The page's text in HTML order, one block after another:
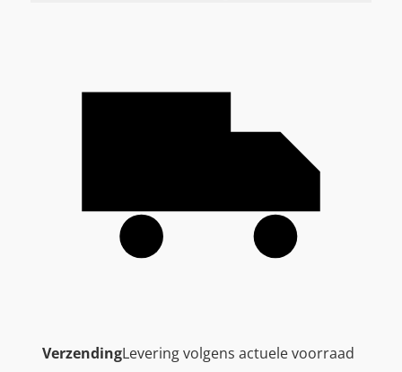
VerzendingLevering volgens actuele voorraad